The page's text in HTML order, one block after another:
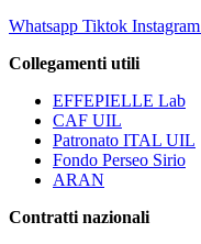
Whatsapp Tiktok Instagram
Collegamenti utili
EFFEPIELLE Lab
CAF UIL
Patronato ITAL UIL
Fondo Perseo Sirio
ARAN
Contratti nazionali